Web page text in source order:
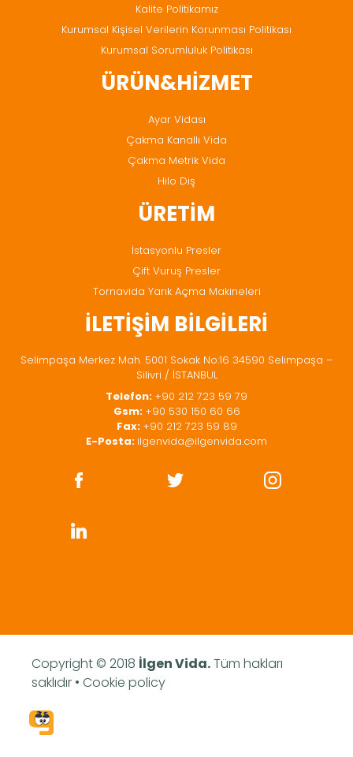
Kalite Politikamız
Kurumsal Kişisel Verilerin Korunması Politikası
Kurumsal Sorumluluk Politikası
ÜRÜN&HİZMET
Ayar Vidası
Çakma Kanallı Vida
Çakma Metrik Vida
Hilo Diş
ÜRETİM
İstasyonlu Presler
Çift Vuruş Presler
Tornavida Yarık Açma Makineleri
İLETİŞİM BİLGİLERİ
Selimpaşa Merkez Mah. 5001 Sokak No:16 34590 Selimpaşa –
Silivri / İSTANBUL
Telefon: +90 212 723 59 79
Gsm: +90 530 150 60 66
Fax: +90 212 723 59 89
E-Posta: ilgenvida@ilgenvida.com
Copyright © 2018 İlgen Vida.Tüm hakları
saklıdır • Cookie policy